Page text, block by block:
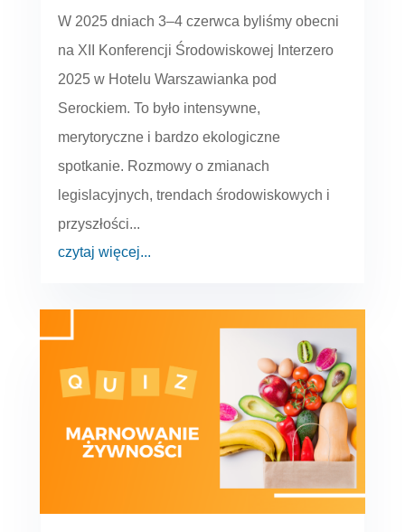
W 2025 dniach 3–4 czerwca byliśmy obecni
na XII Konferencji Środowiskowej Interzero
2025 w Hotelu Warszawianka pod
Serockiem. To było intensywne,
merytoryczne i bardzo ekologiczne
spotkanie. Rozmowy o zmianach
legislacyjnych, trendach środowiskowych i
przyszłości...
czytaj więcej...